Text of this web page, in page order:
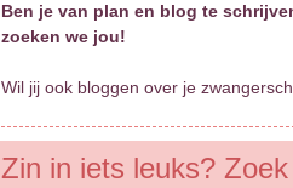
Ben je van plan en blog te
zoeken we jou!
Wil jij ook bloggen over je
Zin in iets leuks?